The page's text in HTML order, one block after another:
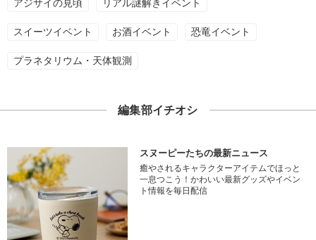
アジサイの見頃 リアル謎解きイベント
スイーツイベント お酒イベント 恐竜イベント
プラネタリウム・天体観測
編集部イチオシ
スヌーピーたちの最新ニュース
癒やされるキャラクターアイテムでほっと
一息つこう！かわいい最新グッズやイベン
ト情報を毎日配信